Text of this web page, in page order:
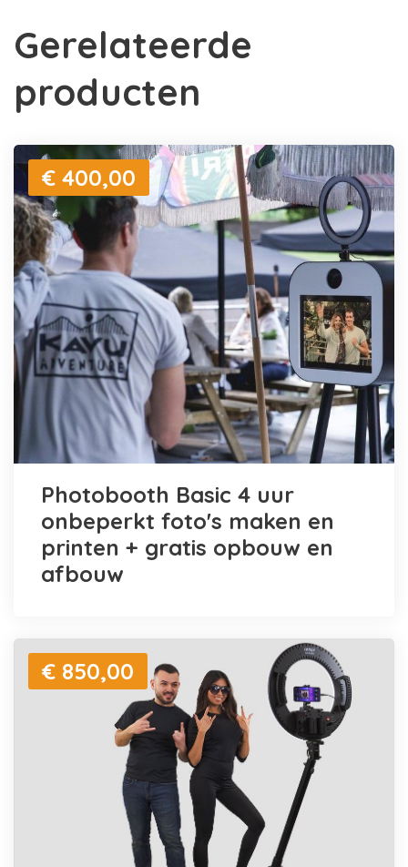
Gerelateerde
producten
€ 400,00
Photobooth Basic 4 uur
onbeperkt foto's maken en
printen + gratis opbouw en
afbouw
€ 850,00